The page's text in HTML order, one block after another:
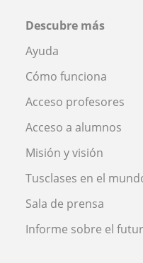
Descubre más
Ayuda
Cómo funciona
Acceso profesores
Acceso a alumnos
Misión y visión
Tusclases en el
Sala de prensa
Informe sobre el